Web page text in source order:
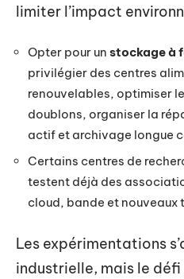
limiter l’impact
Opter pour un stockage à
privilégier des centres
renouvelables, optimiser
doublons, organiser la
actif et archivage longue
Certains centres de
testent déjà des
cloud, bande et nouveaux
Les expérimentations
industrielle, mais le défi